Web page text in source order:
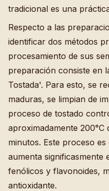
tradicional es una
Respecto a las
identificar dos métodos
procesamiento de sus
preparación consiste en
Tostada'. Para esto, se
maduras, se limpian de
proceso de tostado
aproximadamente
minutos. Este proceso
aumenta significasmente
fenólicos y flavonoides,
antioxidante.